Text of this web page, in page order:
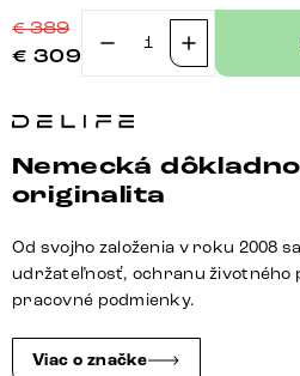
€389
€ 309
množstvo
stolička
Flex
s
opierkami
zmiešané
materiály
jedálenská
Nemecká
originalita
Od svojho založenia v roku 2008
udržateľnosť, ochranu životného
pracovné podmienky.
Viac o značke